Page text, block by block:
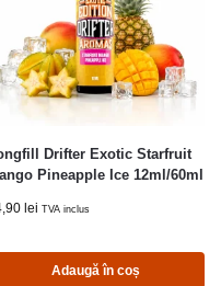
Drifter Exotic Starfruit
Pineapple Ice 12ml/60ml
lei TVA inclus
Adaugă în coș